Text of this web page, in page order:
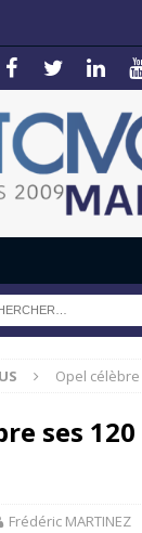
Opel
ses
Frédéric MARTINEZ